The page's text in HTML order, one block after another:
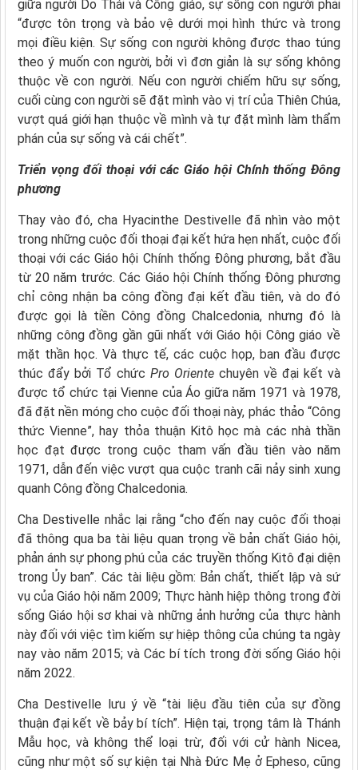
giữa người Do Thái và Công giáo, sự sống con người phải
“được tôn trọng và bảo vệ dưới mọi hình thức và trong
mọi điều kiện. Sự sống con người không được thao túng
theo ý muốn con người, bởi vì đơn giản là sự sống không
thuộc về con người. Nếu con người chiếm hữu sự sống,
cuối cùng con người sẽ đặt mình vào vị trí của Thiên Chúa,
vượt quá giới hạn thuộc về mình và tự đặt mình làm thẩm
phán của sự sống và cái chết”.
Triển vọng đối thoại với các Giáo hội Chính thống Đông
phương
Thay vào đó, cha Hyacinthe Destivelle đã nhìn vào một
trong những cuộc đối thoại đại kết hứa hẹn nhất, cuộc đối
thoại với các Giáo hội Chính thống Đông phương, bắt đầu
từ 20 năm trước. Các Giáo hội Chính thống Đông phương
chỉ công nhận ba công đồng đại kết đầu tiên, và do đó
được gọi là tiền Công đồng Chalcedonia, nhưng đó là
những công đồng gần gũi nhất với Giáo hội Công giáo về
mặt thần học. Và thực tế, các cuộc họp, ban đầu được
thúc đẩy bởi Tổ chức Pro Oriente chuyên về đại kết và
được tổ chức tại Vienne của Áo giữa năm 1971 và 1978,
đã đặt nền móng cho cuộc đối thoại này, phác thảo “Công
thức Vienne”, hay thỏa thuận Kitô học mà các nhà thần
học đạt được trong cuộc tham vấn đầu tiên vào năm
1971, dẫn đến việc vượt qua cuộc tranh cãi nảy sinh xung
quanh Công đồng Chalcedonia.
Cha Destivelle nhắc lại rằng “cho đến nay cuộc đối thoại
đã thông qua ba tài liệu quan trọng về bản chất Giáo hội,
phản ánh sự phong phú của các truyền thống Kitô đại diện
trong Ủy ban”. Các tài liệu gồm: Bản chất, thiết lập và sứ
vụ của Giáo hội năm 2009; Thực hành hiệp thông trong đời
sống Giáo hội sơ khai và những ảnh hưởng của thực hành
này đối với việc tìm kiếm sự hiệp thông của chúng ta ngày
nay vào năm 2015; và Các bí tích trong đời sống Giáo hội
năm 2022.
Cha Destivelle lưu ý về “tài liệu đầu tiên của sự đồng
thuận đại kết về bảy bí tích”. Hiện tại, trọng tâm là Thánh
Mẫu học, và không thể loại trừ, đối với cử hành Nicea,
cũng như một số sự kiện tại Nhà Đức Mẹ ở Epheso, cũng